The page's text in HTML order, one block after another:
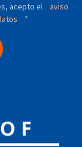
acepto el
aviso
*